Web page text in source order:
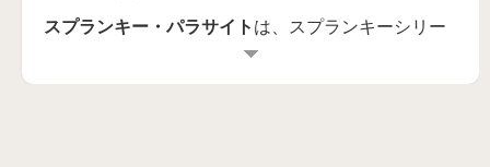
スプランキー・パラサイト は、スプランキーシリー
ズに不気味なひねりを加えたファン製ホラーMOD。